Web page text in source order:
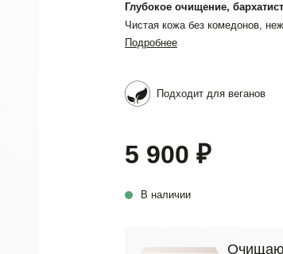
Глубокое очищение,
Чистая кожа без комедонов,
Подробнее
Подходит для веганов
5 900 ₽
В наличии